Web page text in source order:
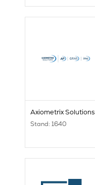
Axiometrix Solutions
Stand: 1640